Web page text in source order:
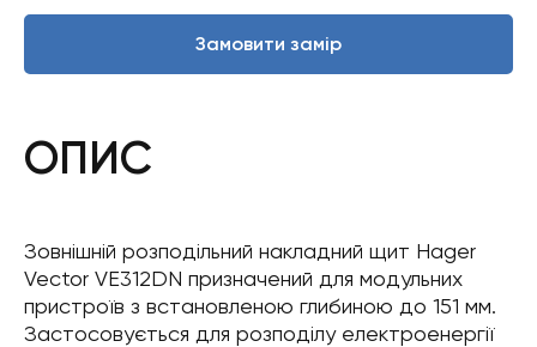
Замовити замір
ОПИС
Зовнішній розподільний накладний щит Hager
Vector VE312DN призначений для модульних
пристроїв з встановленою глибиною до 151 мм.
Застосовується для розподілу електроенергії